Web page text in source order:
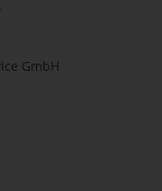
GmbH